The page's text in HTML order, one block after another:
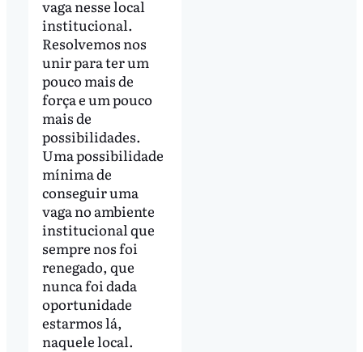
vaga nesse local
institucional.
Resolvemos nos
unir para ter um
pouco mais de
força e um pouco
mais de
possibilidades.
Uma possibilidade
mínima de
conseguir uma
vaga no ambiente
institucional que
sempre nos foi
renegado, que
nunca foi dada
oportunidade
estarmos lá,
naquele local.